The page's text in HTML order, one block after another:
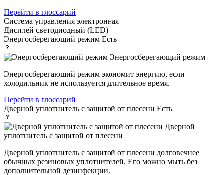
Перейти в глоссарий
Система управления электронная
Дисплей светодиодный (LED)
Энергосберегающий режим Есть
Энергосберегающий режим
Энергосберегающий режим экономит энергию, если
холодильник не используется длительное время.
Перейти в глоссарий
Дверной уплотнитель с защитой от плесени Есть
Дверной
уплотнитель с защитой от плесени
Дверной уплотнитель с защитой от плесени долговечнее
обычных резиновых уплотнителей. Его можно мыть без
дополнительной дезинфекции.